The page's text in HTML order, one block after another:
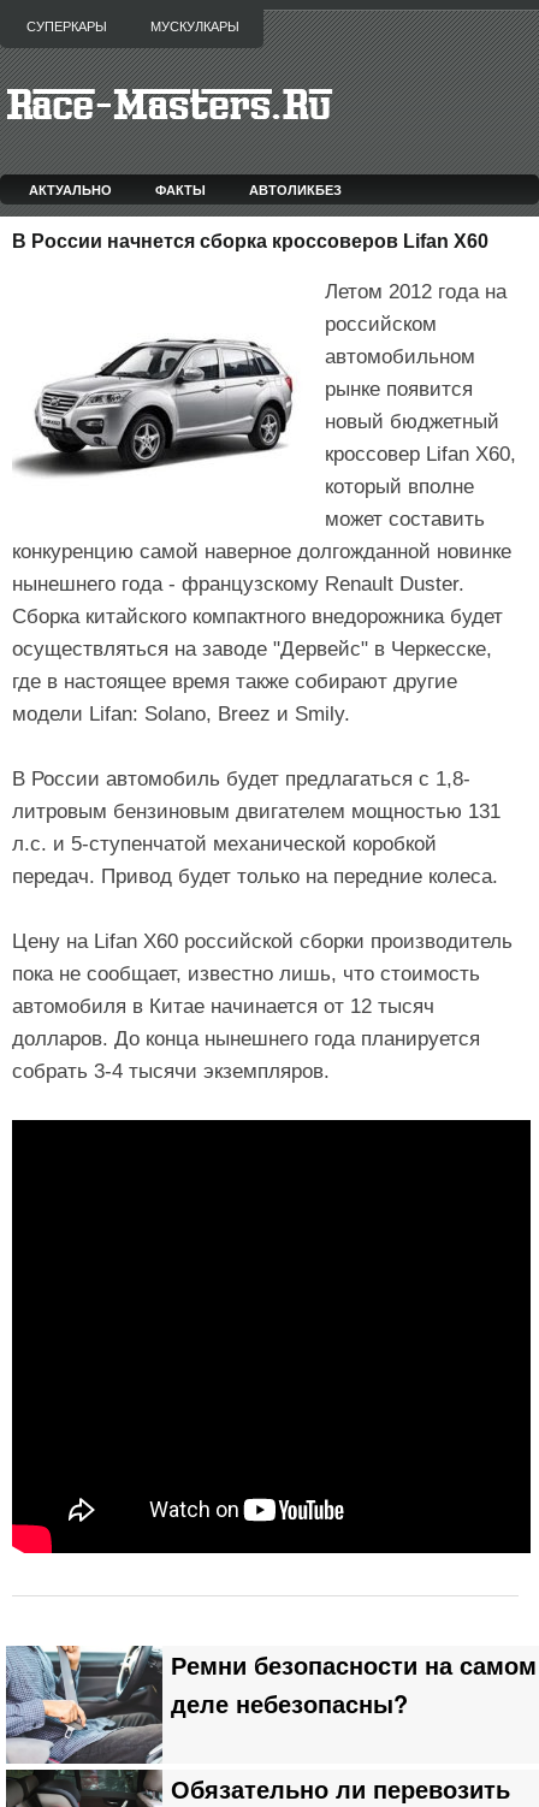
СУПЕРКАРЫ МУСКУЛКАРЫ
АКТУАЛЬНО ФАКТЫ АВТОЛИКБЕЗ
В России начнется сборка кроссоверов Lifan X60
Летом 2012 года на
российском
автомобильном
рынке появится
новый бюджетный
кроссовер Lifan X60,
который вполне
может составить
конкуренцию самой наверное долгожданной новинке
нынешнего года - французскому Renault Duster.
Сборка китайского компактного внедорожника будет
осуществляться на заводе "Дервейс" в Черкесске,
где в настоящее время также собирают другие
модели Lifan: Solano, Breez и Smily.
В России автомобиль будет предлагаться с 1,8-
литровым бензиновым двигателем мощностью 131
л.с. и 5-ступенчатой механической коробкой
передач. Привод будет только на передние колеса.
Цену на Lifan X60 российской сборки производитель
пока не сообщает, известно лишь, что стоимость
автомобиля в Китае начинается от 12 тысяч
долларов. До конца нынешнего года планируется
собрать 3-4 тысячи экземпляров.
Ремни безопасности на самом
деле небезопасны?
Обязательно ли перевозить